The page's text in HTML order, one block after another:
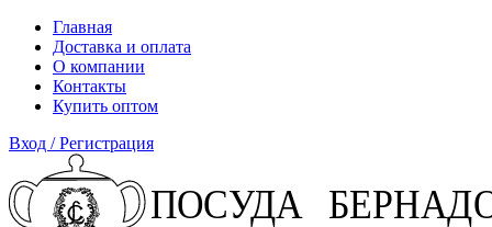
Главная
Доставка и оплата
О компании
Контакты
Купить оптом
Вход / Регистрация